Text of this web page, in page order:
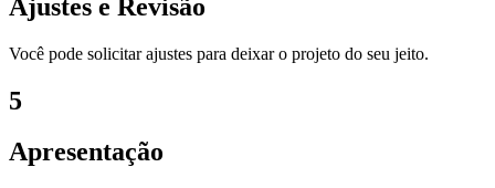
Ajustes e Revisão
Você pode solicitar ajustes para deixar o projeto do seu jeito.
5
Apresentação